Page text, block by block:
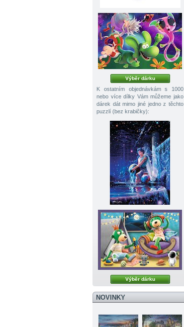
Výběr dárku
K ostatním objednávkám s 1000
nebo více dílky Vám můžeme jako
dárek dát mimo jiné jedno z těchto
puzzlí (bez krabičky):
Výběr dárku
NOVINKY